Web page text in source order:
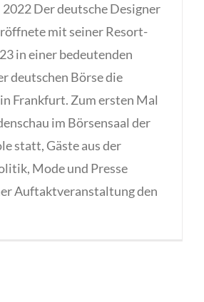
Der deutsche Designer
mit seiner Resort-
in einer bedeutenden
deutschen Börse die
Frankfurt. Zum ersten Mal
im Börsensaal der
statt, Gäste aus der
Mode und Presse
Auftaktveranstaltung den